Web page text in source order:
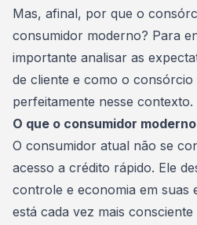
Mas, afinal, por que o
consumidor moderno? Para
importante analisar as
de cliente e como o consórcio
perfeitamente nesse contexto.
O que o consumidor
O consumidor atual não se
acesso a crédito rápido. Ele
controle e economia em suas
está cada vez mais